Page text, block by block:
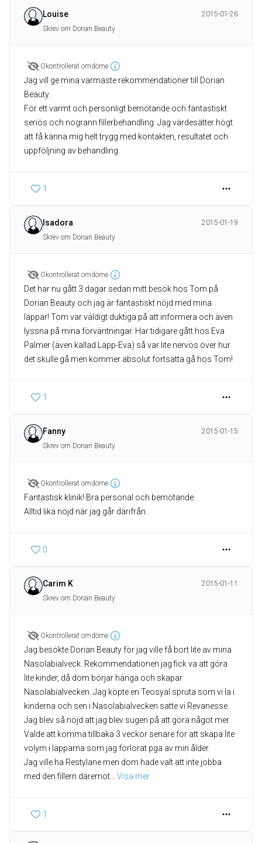
Louise
2015-01-26
Skrev om Dorian Beauty
Okontrollerat omdöme
Jag vill ge mina varmaste rekommendationer till Dorian
Beauty.
För ett varmt och personligt bemötande och fantastiskt
seriös och nogrann fillerbehandling. Jag värdesätter högt
att få känna mig helt trygg med kontakten, resultatet och
uppföljning av behandling.
1
Isadora
2015-01-19
Skrev om Dorian Beauty
Okontrollerat omdöme
Det har nu gått 3 dagar sedan mitt besök hos Tom på
Dorian Beauty och jag är fantastiskt nöjd med mina
läppar! Tom var väldigt duktiga på att informera och även
lyssna på mina förväntningar. Har tidigare gått hos Eva
Palmer (även kallad Läpp-Eva) så var lite nervös över hur
det skulle gå men kommer absolut fortsätta gå hos Tom!
1
Fanny
2015-01-15
Skrev om Dorian Beauty
Okontrollerat omdöme
Fantastisk klinik! Bra personal och bemötande.
Alltid lika nöjd när jag går därifrån.
0
Carim K
2015-01-11
Skrev om Dorian Beauty
Okontrollerat omdöme
Jag besökte Dorian Beauty för jag ville få bort lite av mina
Nasolabialveck. Rekommendationen jag fick va att göra
lite kinder, då dom börjar hänga och skapar
Nasolabialvecken. Jag köpte en Teosyal spruta som vi la i
kinderna och sen i Nasolabialvecken satte vi Revanesse.
Jag blev så nöjd att jag blev sugen på att göra något mer.
Valde att komma tillbaka 3 veckor senare för att skapa lite
volym i läpparna som jag förlorat pga av min ålder.
Jag ville ha Restylane men dom hade valt att inte jobba
med den fillern däremot
Visa mer
1